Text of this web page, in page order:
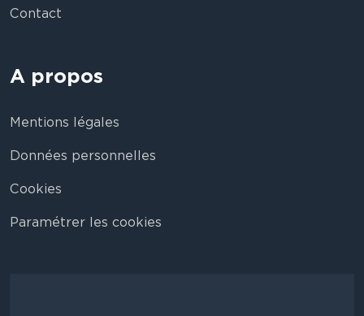
Contact
A propos
Mentions légales
Données personnelles
Cookies
Paramétrer les cookies